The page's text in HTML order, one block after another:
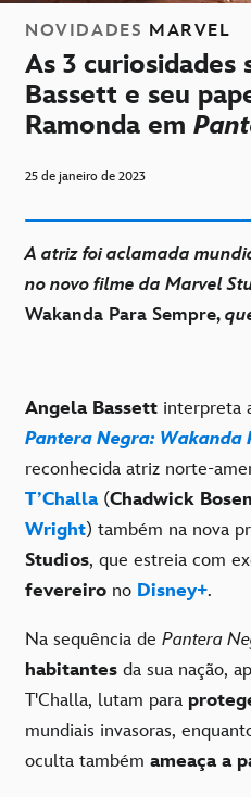
NOVIDADES MARVEL
As 3 curiosidades
Bassett e seu
Ramonda em
25 de janeiro de 2023
A atriz foi aclamada
no novo filme da Marvel
Wakanda Para Sempre,
Angela Bassett interpreta
Pantera Negra: Wakanda
reconhecida atriz norte-
T’Challa(Chadwick
Wright) também na nova
Studios, que estreia com
fevereiro no Disney+.
Na sequência de Pantera
habitantes da sua nação,
T'Challa, lutam para
mundiais invasoras,
oculta também ameaça a